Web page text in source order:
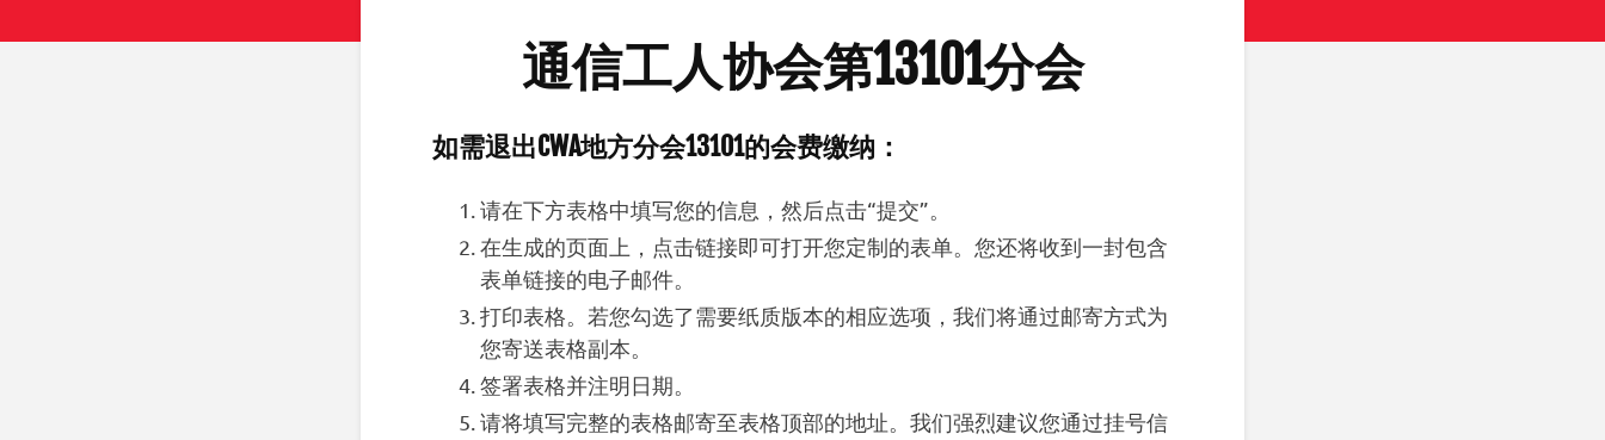
通信工人协会第13101分会
如需退出CWA地方分会13101的会费缴纳：
请在下方表格中填写您的信息，然后点击“提交”。
在生成的页面上，点击链接即可打开您定制的表单。您还将收到一封包含
表单链接的电子邮件。
打印表格。若您勾选了需要纸质版本的相应选项，我们将通过邮寄方式为
您寄送表格副本。
签署表格并注明日期。
请将填写完整的表格邮寄至表格顶部的地址。我们强烈建议您通过挂号信